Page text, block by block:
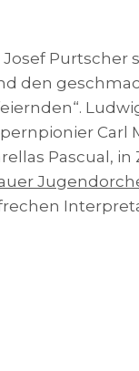
den
Carl
Pascual,